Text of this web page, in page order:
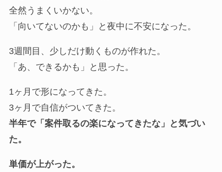
全然うまくいかない。
「向いてないのかも」と夜中に不安になった。
3週間目、少しだけ動くものが作れた。
「あ、できるかも」と思った。
1ヶ月で形になってきた。
3ヶ月で自信がついてきた。
半年で「案件取るの楽になってきたな」と気づい
た。
単価が上がった。